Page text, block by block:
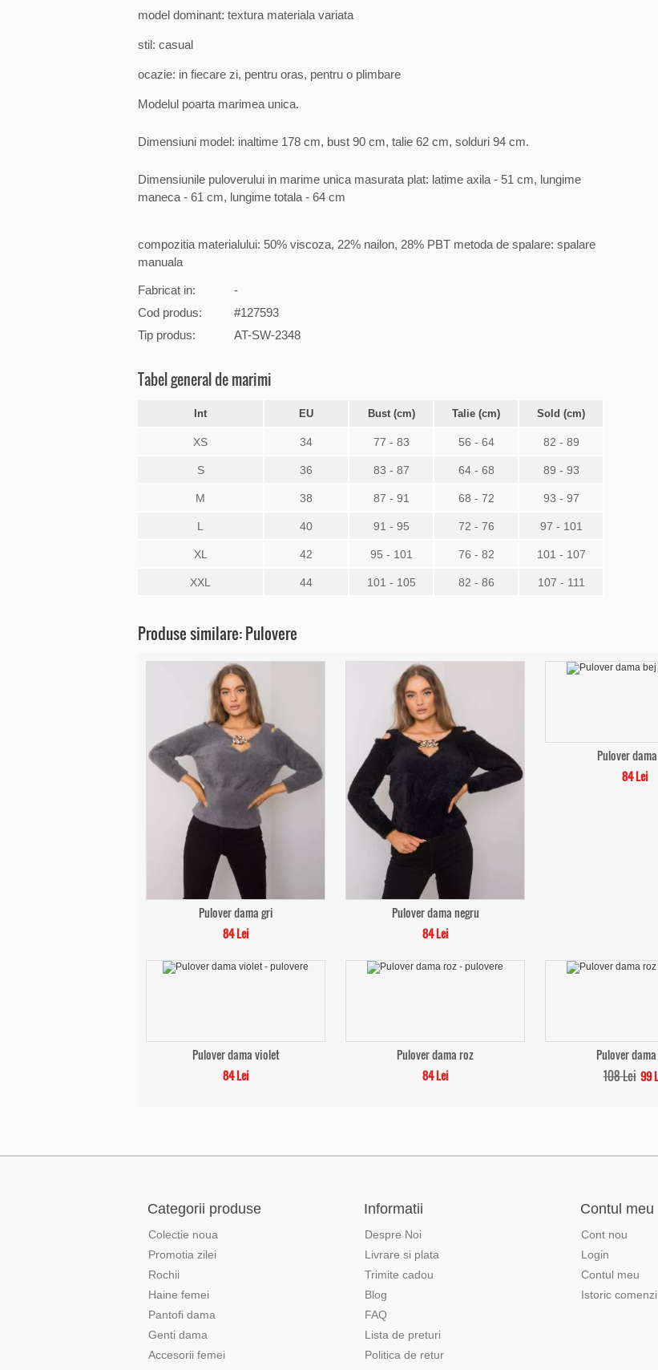
model dominant: textura materiala variata
stil: casual
ocazie: in fiecare zi, pentru oras, pentru o plimbare
Modelul poarta marimea unica.
Dimensiuni model: inaltime 178 cm, bust 90 cm, talie 62 cm, solduri 94 cm.
Dimensiunile puloverului in marime unica masurata plat: latime axila - 51 cm, lungime
maneca - 61 cm, lungime totala - 64 cm
compozitia materialului: 50% viscoza, 22% nailon, 28% PBT metoda de spalare: spalare
manuala
Fabricat in:
-
Cod produs:
#127593
Tip produs:
AT-SW-2348
Tabel general de marimi
Int EU Bust (cm) Talie (cm) Sold (cm)
XS 34 77 - 83 56 - 64 82 - 89
S 36 83 - 87 64 - 68 89 - 93
M 38 87 - 91 68 - 72 93 - 97
L 40 91 - 95 72 - 76 97 - 101
XL 42 95 - 101 76 - 82 101 - 107
XXL 44 101 - 105 82 - 86 107 - 111
Produse similare: Pulovere
Pulover dama gri
84 Lei
Pulover dama negru
84 Lei
Pulover
84 Lei
Pulover dama violet
84 Lei
Pulover dama roz
84 Lei
Pulover
108 Lei 99
Categorii produse
Colectie noua
Promotia zilei
Rochii
Haine femei
Pantofi dama
Genti dama
Accesorii femei
Informatii
Despre Noi
Livrare si plata
Trimite cadou
Blog
FAQ
Lista de preturi
Politica de retur
Contul meu
Cont nou
Login
Contul meu
Istoric comenzi